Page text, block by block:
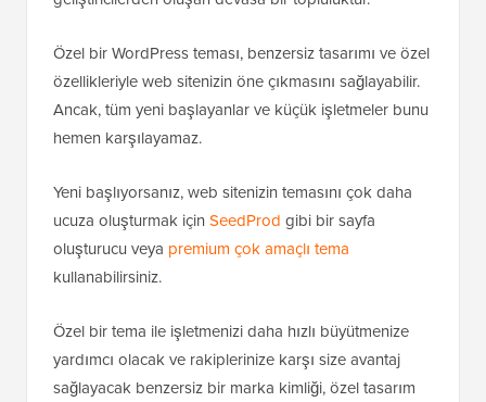
Özel bir WordPress teması, benzersiz tasarımı ve özel
özellikleriyle web sitenizin öne çıkmasını sağlayabilir.
Ancak, tüm yeni başlayanlar ve küçük işletmeler bunu
hemen karşılayamaz.
Yeni başlıyorsanız, web sitenizin temasını çok daha
ucuza oluşturmak için SeedProd gibi bir sayfa
oluşturucu veya premium çok amaçlı tema
kullanabilirsiniz.
Özel bir tema ile işletmenizi daha hızlı büyütmenize
yardımcı olacak ve rakiplerinize karşı size avantaj
sağlayacak benzersiz bir marka kimliği, özel tasarım